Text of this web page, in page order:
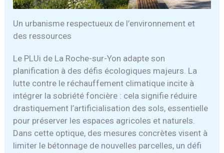
Un urbanisme respectueux de l’environnement et
des ressources
Le PLUi de La Roche-sur-Yon adapte son
planification à des défis écologiques majeurs. La
lutte contre le réchauffement climatique incite à
intégrer la sobriété foncière : cela signifie réduire
drastiquement l’artificialisation des sols, essentielle
pour préserver les espaces agricoles et naturels.
Dans cette optique, des mesures concrètes visent à
limiter le bétonnage de nouvelles parcelles, un défi